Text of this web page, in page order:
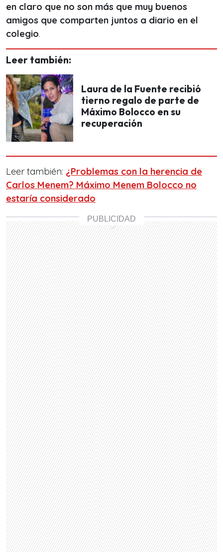
en claro que no son más que muy buenos
amigos que comparten juntos a diario en el
colegio.
Leer también:
Laura de la Fuente recibió
tierno regalo de parte de
Máximo Bolocco en su
recuperación
Leer también: ¿Problemas con la herencia de
Carlos Menem? Máximo Menem Bolocco no
estaría considerado